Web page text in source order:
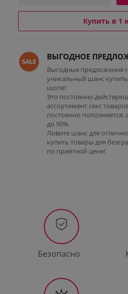
Купить в 1
ВЫГОДНОЕ
Выгодные предложения
уникальный шанс
шопе!
Это постоянно
ассортимент секс
постоянно пополняется,
до 90%.
Ловите шанс для
купить товары для
по приятной цене!
Безопасно